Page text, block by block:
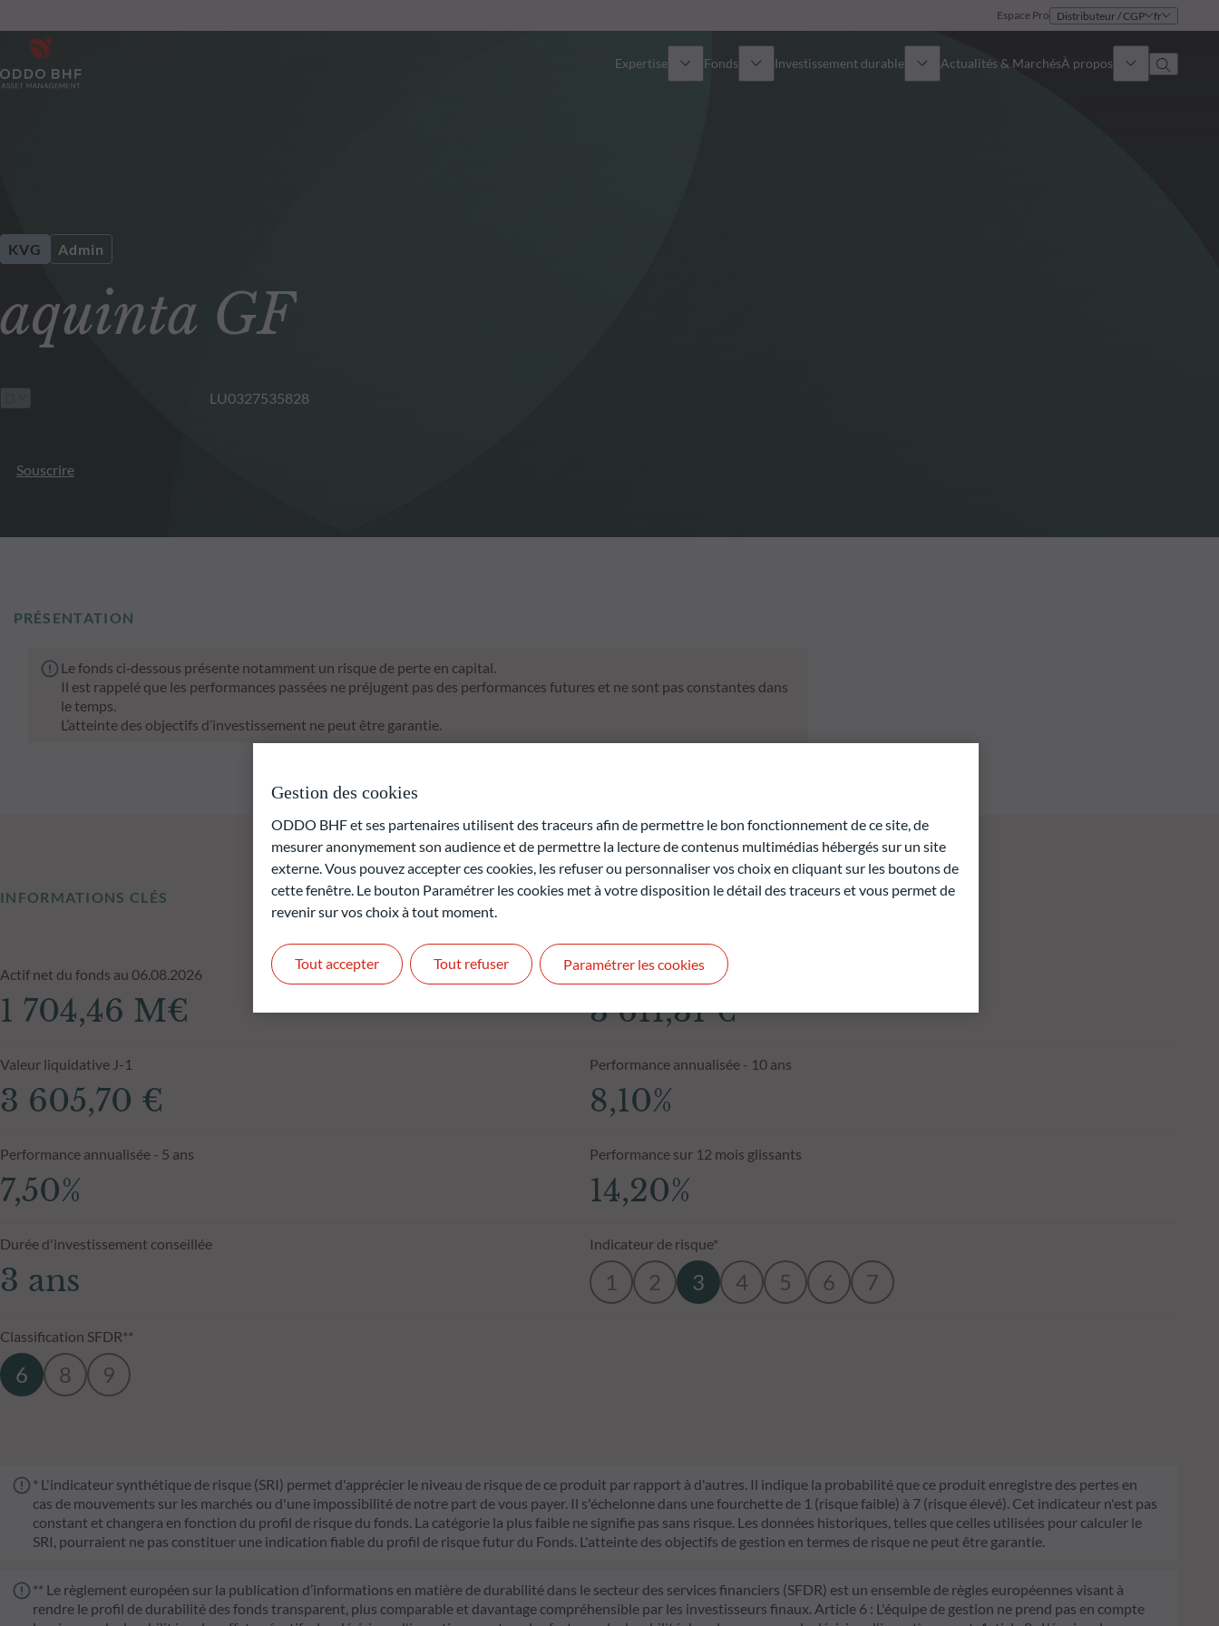
Espace Pro Distributeur / CGP fr
Expertise Fonds Investissement durable Actualités & MarchésÀ propos
aquinta GF
KVG Admin
LU0327535828
Souscrire
PRÉSENTATION
Le fonds ci‑dessous présente notamment un risque de perte en capital.
Il est rappelé que les performances passées ne préjugent pas des performances futures et ne sont pas constantes dans
le temps.
L’atteinte des objectifs d’investissement ne peut être garantie.
INFORMATIONS CLÉS
Actif net du fonds au 06.08.2026
1 704,46 M€
Valeur liquidative au 06.08.2026
3 611,31 €
Valeur liquidative J-1
3 605,70 €
Performance annualisée - 10 ans
8,10%
Performance annualisée - 5 ans
7,50%
Performance sur 12 mois glissants
14,20%
Durée d'investissement conseillée
3 ans
Indicateur de risque*
1 2 3 4 5 6 7
Classification SFDR**
6 8 9
* L'indicateur synthétique de risque (SRI) permet d'apprécier le niveau de risque de ce produit par rapport à d'autres. Il indique la probabilité que ce produit enregistre des pertes en
cas de mouvements sur les marchés ou d'une impossibilité de notre part de vous payer. Il s'échelonne dans une fourchette de 1 (risque faible) à 7 (risque élevé). Cet indicateur n'est pas
constant et changera en fonction du profil de risque du fonds. La catégorie la plus faible ne signifie pas sans risque. Les données historiques, telles que celles utilisées pour calculer le
SRI, pourraient ne pas constituer une indication fiable du profil de risque futur du Fonds. L'atteinte des objectifs de gestion en termes de risque ne peut être garantie.
** Le règlement européen sur la publication d’informations en matière de durabilité dans le secteur des services financiers (SFDR) est un ensemble de règles européennes visant à
rendre le profil de durabilité des fonds transparent, plus comparable et davantage compréhensible par les investisseurs finaux. Article 6 : L'équipe de gestion ne prend pas en compte
Gestion des cookies
ODDO BHF et ses partenaires utilisent des traceurs afin de permettre le bon fonctionnement de ce site, de
mesurer anonymement son audience et de permettre la lecture de contenus multimédias hébergés sur un site
externe. Vous pouvez accepter ces cookies, les refuser ou personnaliser vos choix en cliquant sur les boutons de
cette fenêtre. Le bouton Paramétrer les cookies met à votre disposition le détail des traceurs et vous permet de
revenir sur vos choix à tout moment.
Tout refuser
Tout accepter Paramétrer les cookies